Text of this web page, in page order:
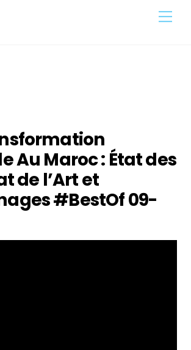
Au Maroc : État des
de l’Art et
#BestOf 09-